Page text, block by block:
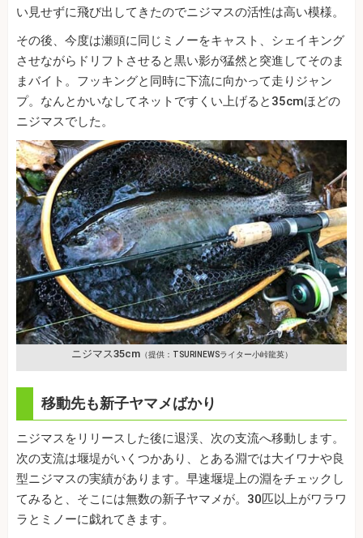
い見せずに飛び出してきたのでニジマスの活性は高い模様。
その後、今度は瀬頭に同じミノーをキャスト、シェイキング
させながらドリフトさせると黒い影が猛然と突進してそのま
まバイト。フッキングと同時に下流に向かって走りジャン
プ。なんとかいなしてネットですくい上げると35cmほどの
ニジマスでした。
ニジマス35cm（提供：TSURINEWSライター小峠龍英）
移動先も新子ヤマメばかり
ニジマスをリリースした後に退渓、次の支流へ移動します。
次の支流は堰堤がいくつかあり、とある淵では大イワナや良
型ニジマスの実績があります。早速堰堤上の淵をチェックし
てみると、そこには無数の新子ヤマメが。30匹以上がワラワ
ラとミノーに戯れてきます。